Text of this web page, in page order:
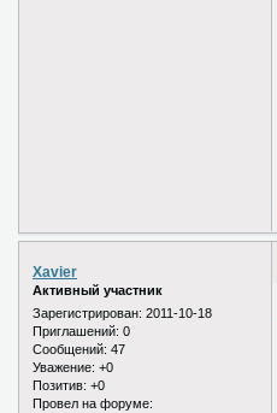
Xavier
Активный участник
Зарегистрирован: 2011-10-18
Приглашений: 0
Сообщений: 47
Уважение: +0
Позитив: +0
Провел на форуме: